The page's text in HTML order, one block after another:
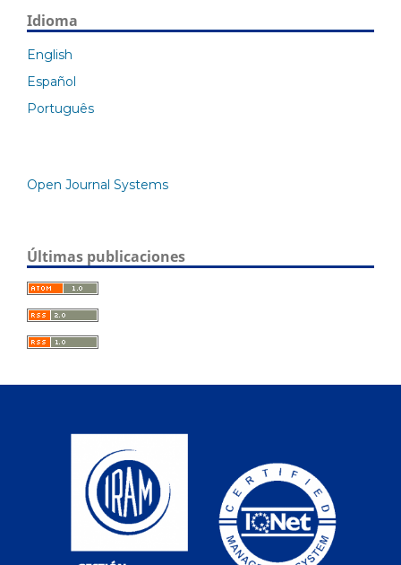
Idioma
English
Español
Português
Open Journal Systems
Últimas publicaciones